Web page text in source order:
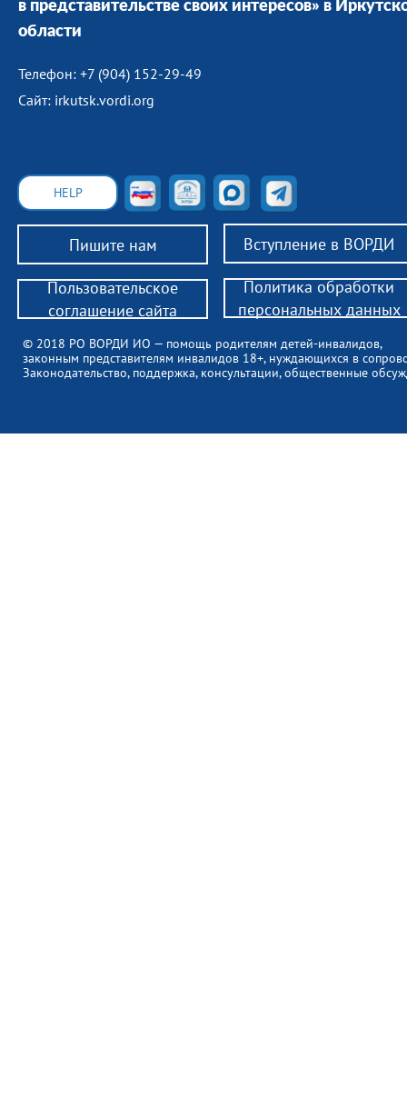
в представительстве своих интересов» в
области
Телефон: +7 (904) 152-29-49
Сайт: irkutsk.vordi.org
Пишите нам Вступление в ВОРДИ
© 2018 РО ВОРДИ ИО — помощь родителям детей-инвалидов,
законным представителям инвалидов 18+, нуждающихся в
Законодательство, поддержка, консультации, общественные
HELP
Пользовательское
соглашение сайта
Политика обработки
персональных данных